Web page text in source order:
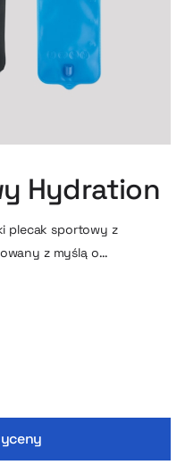
Hydration
plecak sportowy z
z myślą o
się, co
konstrukcja stabilnie
outdoorowy, który
terenie. Na plecaku